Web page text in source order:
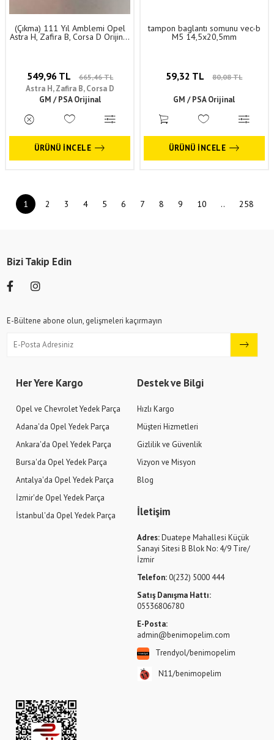
(Çıkma) 111 Yıl Amblemi Opel
Astra H, Zafira B, Corsa D Orijinal
549,96 TL 665,46 TL
Astra H, Zafira B, Corsa D
GM / PSA Orijinal
ÜRÜNÜ İNCELE
tampon baglantı somunu vec-b
M5 14,5x20,5mm
59,32 TL 80,08 TL
GM / PSA Orijinal
ÜRÜNÜ İNCELE
1 2 3 4 5 6 7 8 9 10 .. 258
Her Yere Kargo
Opel ve Chevrolet Yedek Parça
Adana'da Opel Yedek Parça
Ankara'da Opel Yedek Parça
Bursa'da Opel Yedek Parça
Antalya'da Opel Yedek Parça
İzmir'de Opel Yedek Parça
İstanbul'da Opel Yedek Parça
Destek ve Bilgi
Hızlı Kargo
Müşteri Hizmetleri
Gizlilik ve Güvenlik
Vizyon ve Misyon
Blog
İletişim
Adres:Duatepe Mahallesi Küçük
Sanayi Sitesi B Blok No: 4/9 Tire/
İzmir
Telefon: 0(232) 5000 444
Satış Danışma Hattı:
05536806780
E-Posta:
admin@benimopelim.com
Trendyol/benimopelim
N11/benimopelim
Bizi Takip Edin
E-Bültene abone olun, gelişmeleri kaçırmayın